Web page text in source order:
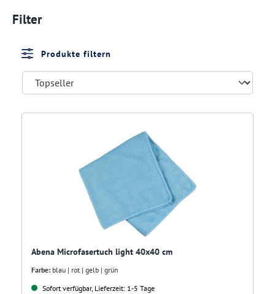
Filter
Produkte filtern
Abena Microfasertuch light 40x40 cm
Farbe: blau | rot | gelb | grün
Sofort verfügbar, Lieferzeit: 1-5 Tage